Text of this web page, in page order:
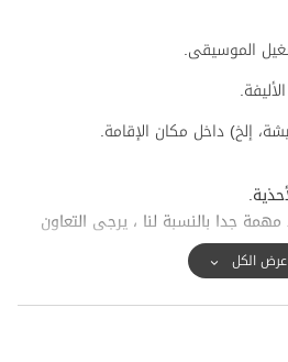
الموسيقى.
إلخ) داخل مكان الإقامة.
جدا بالنسبة لنا ، يرجى التعاون
صباحا ، ومن الضروري أن ينتبه الضيوف الكرام
لا نواجه مشاكل في خدمتكم.
عرض الكل